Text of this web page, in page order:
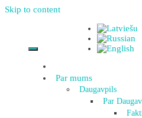
Skip to content
Par mums
Daugavpils
Par